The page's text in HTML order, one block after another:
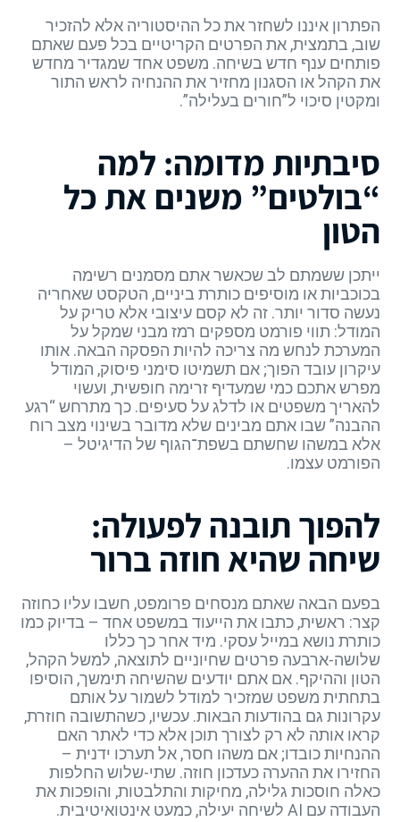
הפתרון איננו לשחזר את כל ההיסטוריה אלא להזכיר
שוב, בתמצית, את הפרטים הקריטיים בכל פעם שאתם
פותחים ענף חדש בשיחה. משפט אחד שמגדיר מחדש
את הקהל או הסגנון מחזיר את ההנחיה לראש התור
ומקטין סיכוי ל”חורים בעלילה”.
סיבתיות מדומה: למה
“בולטים” משנים את כל
הטון
ייתכן ששמתם לב שכאשר אתם מסמנים רשימה
בכוכביות או מוסיפים כותרת ביניים, הטקסט שאחריה
נעשה סדור יותר. זה לא קסם עיצובי אלא טריק על
המודל: תווי פורמט מספקים רמז מבני שמקל על
המערכת לנחש מה צריכה להיות הפסקה הבאה. אותו
עיקרון עובד הפוך; אם תשמיטו סימני פיסוק, המודל
מפרש אתכם כמי שמעדיף זרימה חופשית, ועשוי
להאריך משפטים או לדלג על סעיפים. כך מתרחש “רגע
ההבנה” שבו אתם מבינים שלא מדובר בשינוי מצב רוח
אלא במשהו שחשתם בשפת־הגוף של הדיגיטל –
הפורמט עצמו.
להפוך תובנה לפעולה:
שיחה שהיא חוזה ברור
בפעם הבאה שאתם מנסחים פרומפט, חשבו עליו כחוזה
קצר: ראשית, כתבו את הייעוד במשפט אחד – בדיוק כמו
כותרת נושא במייל עסקי. מיד אחר כך כללו
שלושה-ארבעה פרטים שחיוניים לתוצאה, למשל הקהל,
הטון וההיקף. אם אתם יודעים שהשיחה תימשך, הוסיפו
בתחתית משפט שמזכיר למודל לשמור על אותם
עקרונות גם בהודעות הבאות. עכשיו, כשהתשובה חוזרת,
קראו אותה לא רק לצורך תוכן אלא כדי לאתר האם
ההנחיות כובדו; אם משהו חסר, אל תערכו ידנית –
החזירו את ההערה כעדכון חוזה. שתי-שלוש החלפות
כאלה חוסכות גלילה, מחיקות והתלבטות, והופכות את
העבודה עם AI לשיחה יעילה, כמעט אינטואיטיבית.